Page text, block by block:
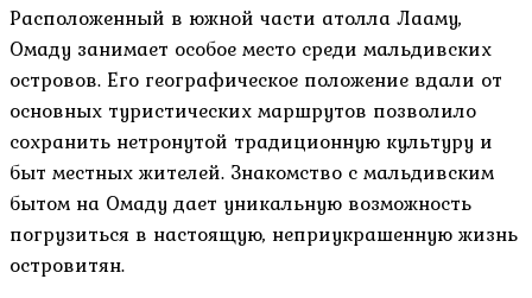
Расположенный в южной части атолла Лааму,
Омаду занимает особое место среди мальдивских
островов. Его географическое положение вдали от
основных туристических маршрутов позволило
сохранить нетронутой традиционную культуру и
быт местных жителей. Знакомство с мальдивским
бытом на Омаду дает уникальную возможность
погрузиться в настоящую, неприукрашенную жизнь
островитян.